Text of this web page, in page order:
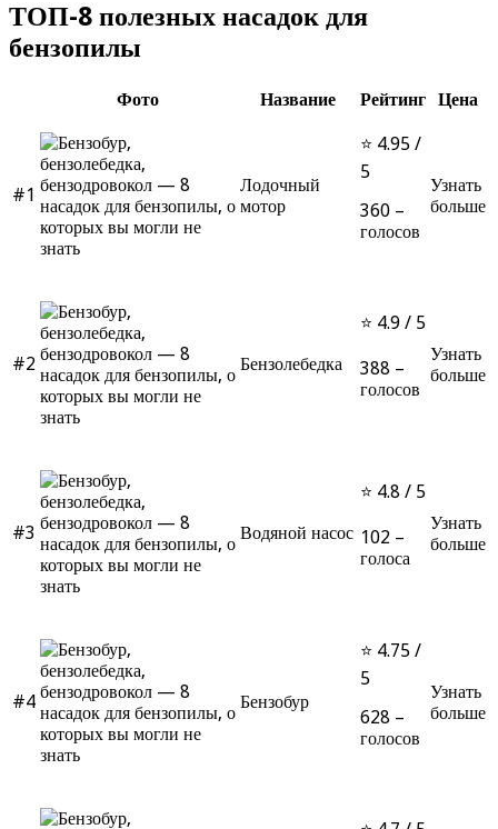
ТОП-8 полезных насадок для
бензопилы
Фото Название Рейтинг Цена
#1
Лодочный
мотор
⭐ 4.95 /
5
360 –
голосов
Узнать
больше
#2 Бензолебедка
⭐ 4.9 / 5
388 –
голосов
Узнать
больше
#3 Водяной насос
⭐ 4.8 / 5
102 –
голоса
Узнать
больше
#4 Бензобур
⭐ 4.75 /
5
628 –
голосов
Узнать
больше